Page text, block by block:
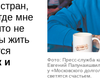
Фото: Пресс-служба
Евгений
у «Московского
светятся счастьем.
мне
не
жить
и